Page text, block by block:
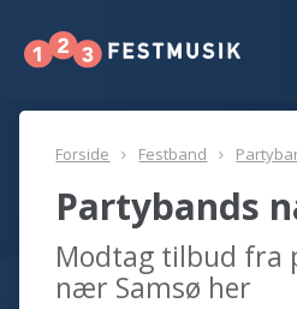
Forside Festband
Partybands
Modtag tilbud fra
nær Samsø her